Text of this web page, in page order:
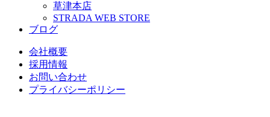
草津本店
STRADA WEB STORE
ブログ
会社概要
採用情報
お問い合わせ
プライバシーポリシー